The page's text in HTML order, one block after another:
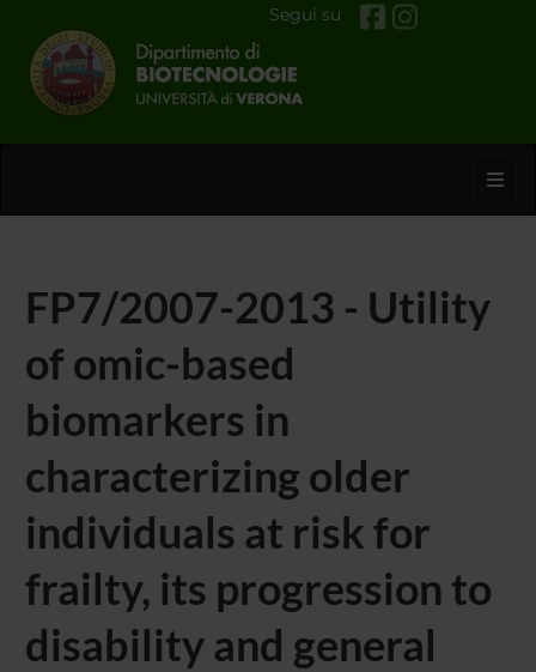
Segui su
FP7/2007-2013 - Utility
of omic-based
biomarkers in
characterizing older
individuals at risk for
frailty, its progression to
disability and general